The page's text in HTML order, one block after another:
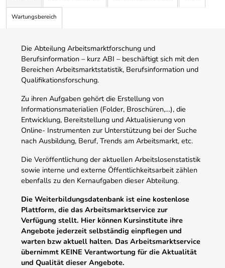
Wartungsbereich
Die Abteilung Arbeitsmarktforschung und
Berufsinformation – kurz ABI – beschäftigt sich mit den
Bereichen Arbeitsmarktstatistik, Berufsinformation und
Qualifikationsforschung.
Zu ihren Aufgaben gehört die Erstellung von
Informationsmaterialien (Folder, Broschüren,…), die
Entwicklung, Bereitstellung und Aktualisierung von
Online- Instrumenten zur Unterstützung bei der Suche
nach Ausbildung, Beruf, Trends am Arbeitsmarkt, etc.
Die Veröffentlichung der aktuellen Arbeitslosenstatistik
sowie interne und externe Öffentlichkeitsarbeit zählen
ebenfalls zu den Kernaufgaben dieser Abteilung.
Die Weiterbildungsdatenbank ist eine kostenlose
Plattform, die das Arbeitsmarktservice zur
Verfügung stellt. Hier können Kursinstitute ihre
Angebote jederzeit selbständig einpflegen und
warten bzw aktuell halten. Das Arbeitsmarktservice
übernimmt KEINE Verantwortung für die Aktualität
und Qualität dieser Angebote.